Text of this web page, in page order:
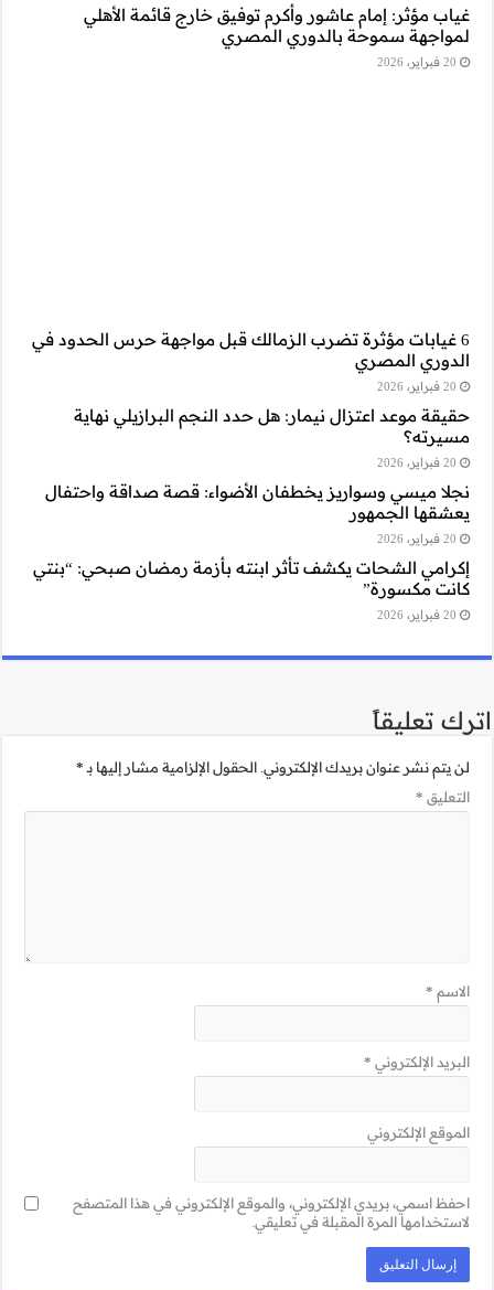
الأهلي
حرس الحدود في
نهاية
صداقة واحتفال
رمضان صبحي: “بنتي
مشار إليها بـ*
في هذا المتصفح